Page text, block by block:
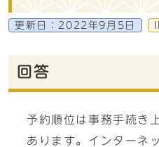
更新日： 2022年9月5日
回答
予約順位は事務手続き
あります。インターネ